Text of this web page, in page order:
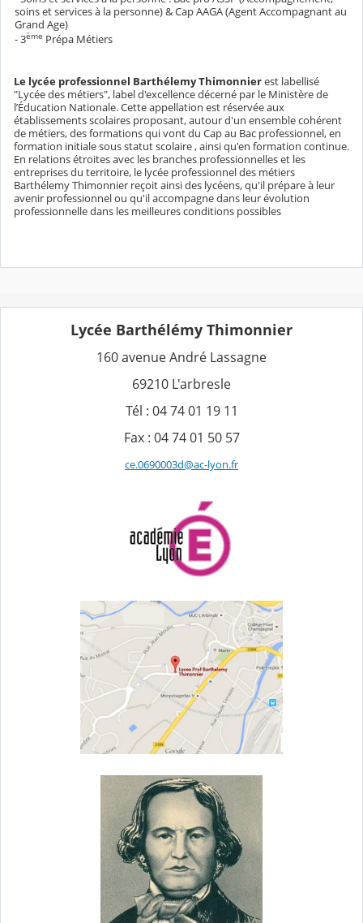
soins et services à la personne) & Cap AAGA (Agent Accompagnant au
Grand Age)
- 3ème Prépa Métiers
Le lycée professionnel Barthélemy Thimonnierest labellisé
"Lycée des métiers", label d'excellence décerné par le Ministère de
l’Éducation Nationale. Cette appellation est réservée aux
établissements scolaires proposant, autour d'un ensemble cohérent
de métiers, des formations qui vont du Cap au Bac professionnel, en
formation initiale sous statut scolaire , ainsi qu'en formation continue.
En relations étroites avec les branches professionnelles et les
entreprises du territoire, le lycée professionnel des métiers
Barthélemy Thimonnier reçoit ainsi des lycéens, qu'il prépare à leur
avenir professionnel ou qu'il accompagne dans leur évolution
professionnelle dans les meilleures conditions possibles
Lycée Barthélémy Thimonnier
160 avenue André Lassagne
69210 L'arbresle
Tél : 04 74 01 19 11
Fax : 04 74 01 50 57
ce.0690003d@ac-lyon.fr